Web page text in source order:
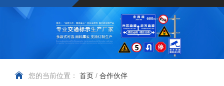
您的当前位置： 首页 / 合作伙伴